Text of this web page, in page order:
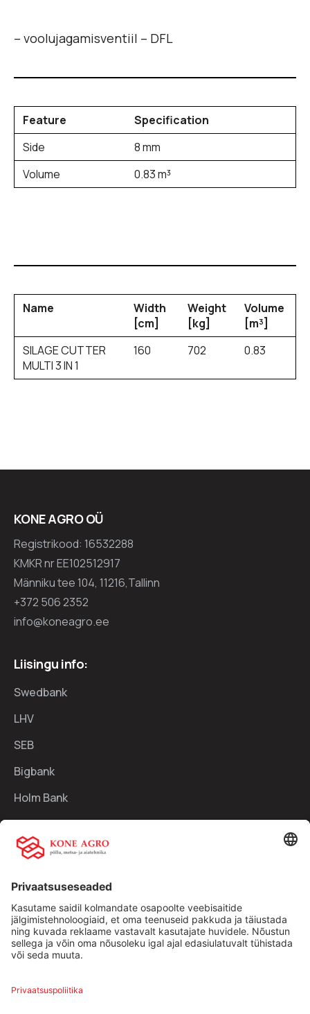
– voolujagamisventiil – DFL
Feature
Specification
Side
8 mm
Volume
0.83 m³
Name
Width
[cm]
Weight
[kg]
Volume
[m³]
SILAGE CUTTER
MULTI 3 IN 1
160 702 0.83
KONE AGRO OÜ
Registrikood: 16532288
KMKR nr EE102512917
Männiku tee 104, 11216,Tallinn
+372 506 2352
info@koneagro.ee
Liisingu info:
Swedbank
LHV
SEB
Bigbank
Holm Bank
Kiirlingid:
Traktorid
Kasutatud tehnika
Kontakt